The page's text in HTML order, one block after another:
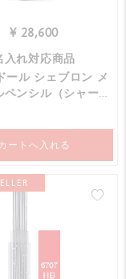
¥ 28,600
入れ対応商品
ール シェブロン メ
ペンシル（シャープ
カートへ入れる